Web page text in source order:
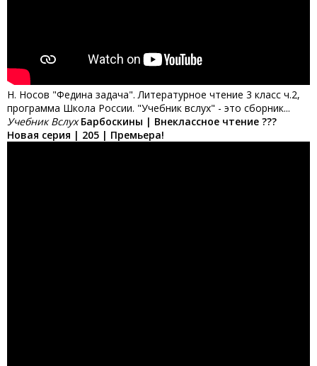
Н. Носов "Федина задача". Литературное чтение 3 класс ч.2,
программа Школа России. "Учебник вслух" - это сборник...
Учебник Вслух Барбоскины | Внеклассное чтение ???
Новая серия | 205 | Премьера!